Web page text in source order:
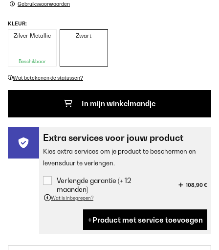
Gebruiksvoorwaarden
KLEUR:
Zilver Metallic
Beschikbaar
Zwart
Wat betekenen de statussen?
In mijn winkelmandje
Extra services voor jouw product
Kies extra services om je product te beschermen en
levensduur te verlengen.
Verlengde garantie (+ 12
maanden)
108,90 €
Wat is inbegrepen?
Product met service toevoegen